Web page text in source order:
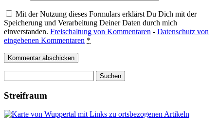
Mit der Nutzung dieses Formulars erklärst Du Dich mit der
Speicherung und Verarbeitung Deiner Daten durch mich
einverstanden. Freischaltung von Kommentaren - Datenschutz von
eingebenen Kommentaren *
nach:
Streifraum